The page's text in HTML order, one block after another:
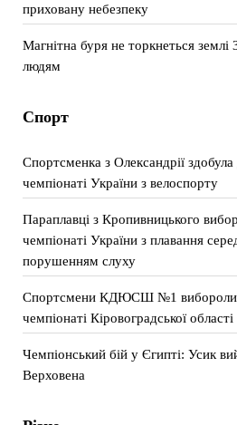
приховану небезпеку
Магнітна буря не торкнеться
людям
Спорт
Спортсменка з Олександрії здобула
чемпіонаті України з велоспорту
Параплавці з Кропивницького
чемпіонаті України з плавання
порушенням слуху
Спортсмени КДЮСШ №1 вибороли
чемпіонаті Кіровоградської
Чемпіонський бій у Єгипті: Усик
Верховена